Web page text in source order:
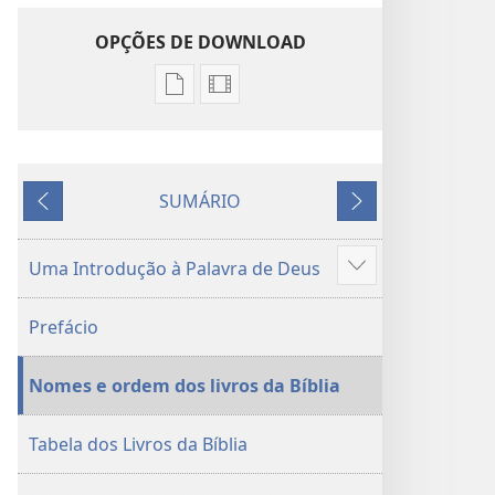
OPÇÕES DE DOWNLOAD
Opções
publicações
Tradução
do
da
Bíblia
Sagrada
(revisão
de
Opções
gravações
vídeo
Tradução
Mundo
da
Bíblia
Sagrada
(revisão
ANTERIOR
SUMÁRIO
PRÓXIMO
Uma Introdução à Palavra de Deus
Mostrar
mais
Prefácio
Nomes e ordem dos livros da Bíblia
Tabela dos Livros da Bíblia